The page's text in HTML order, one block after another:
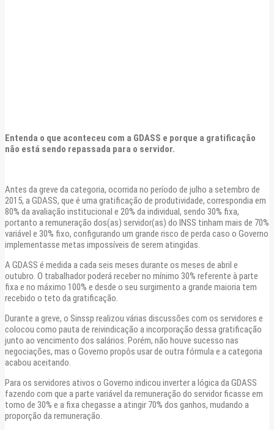
Entenda o que aconteceu com a GDASS e porque a gratificação
não está sendo repassada para o servidor.
Antes da greve da categoria, ocorrida no período de julho a setembro de
2015, a GDASS, que é uma gratificação de produtividade, correspondia em
80% da avaliação institucional e 20% da individual, sendo 30% fixa,
portanto a remuneração dos(as) servidor(as) do INSS tinham mais de 70%
variável e 30% fixo, configurando um grande risco de perda caso o Governo
implementasse metas impossíveis de serem atingidas.
A GDASS é medida a cada seis meses durante os meses de abril e
outubro. O trabalhador poderá receber no mínimo 30% referente à parte
fixa e no máximo 100% e desde o seu surgimento a grande maioria tem
recebido o teto da gratificação.
Durante a greve, o Sinssp realizou várias discussões com os servidores e
colocou como pauta de reivindicação a incorporação dessa gratificação
junto ao vencimento dos salários. Porém, não houve sucesso nas
negociações, mas o Governo propôs usar de outra fórmula e a categoria
acabou aceitando.
Para os servidores ativos o Governo indicou inverter a lógica da GDASS
fazendo com que a parte variável da remuneração do servidor ficasse em
torno de 30% e a fixa chegasse a atingir 70% dos ganhos, mudando a
proporção da remuneração.